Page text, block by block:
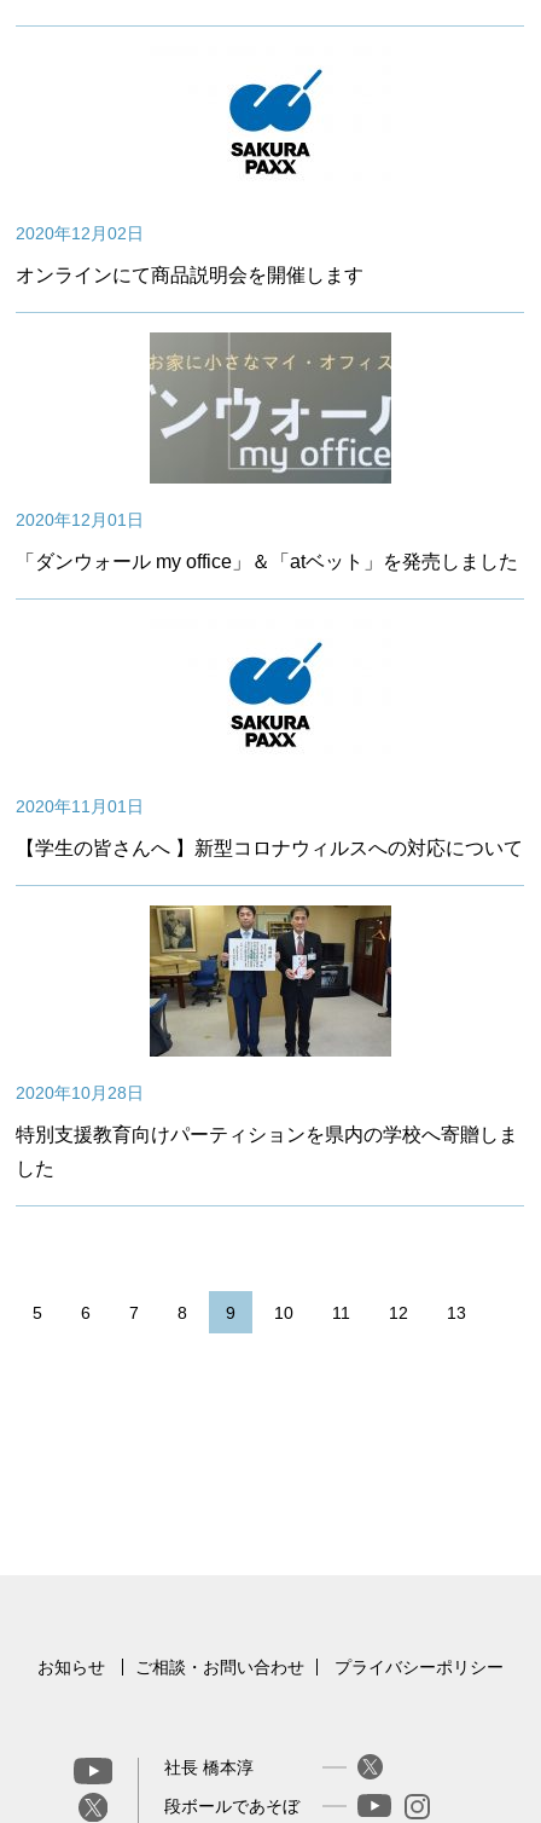
2020年12月02日
オンラインにて商品説明会を開催します
2020年12月01日
「ダンウォール my office」＆「atベット」を発売しました
2020年11月01日
【学生の皆さんへ 】新型コロナウィルスへの対応について
2020年10月28日
特別支援教育向けパーティションを県内の学校へ寄贈しま
した
5 6 7 8 9 10 11 12 13
お知らせ ご相談・お問い合わせ プライバシーポリシー
社長 橋本淳
段ボールであそぼ